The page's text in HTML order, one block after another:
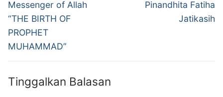
post:
Messenger of Allah
“THE BIRTH OF
PROPHET
MUHAMMAD”
post:Pinandhita Fatiha
Jatikasih
Tinggalkan Balasan